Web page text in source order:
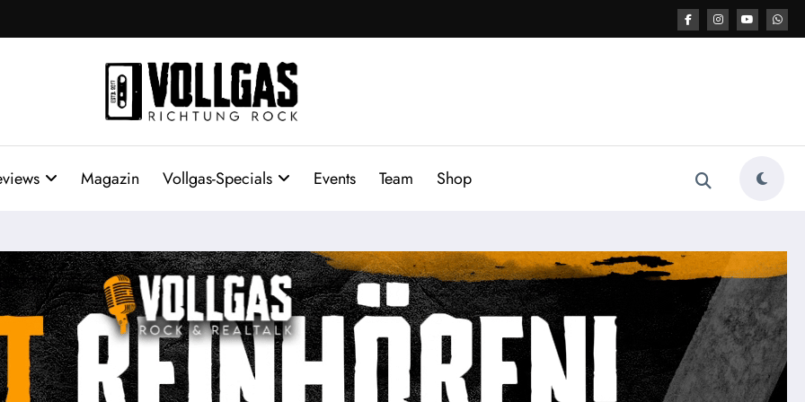
Magazin Vollgas-Specials Events Team Shop